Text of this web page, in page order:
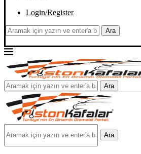
Login/Register
Ara
Ara
Ara